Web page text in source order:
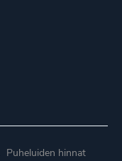
Puheluiden hinnat